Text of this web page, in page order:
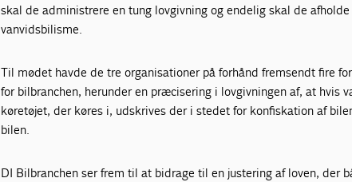
skal de administrere en tung lovgivning og endelig skal de
vanvidsbilisme.
Til mødet havde de tre organisationer på forhånd fremsendt fire
for bilbranchen, herunder en præcisering i lovgivningen af, at hvis
køretøjet, der køres i, udskrives der i stedet for konfiskation af
bilen.
DI Bilbranchen ser frem til at bidrage til en justering af loven, der